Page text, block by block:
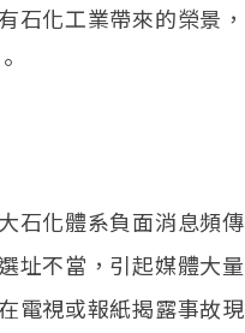
石化工業帶來的榮景
石化體系負面消息頻
址不當，引起媒體大
電視或報紙揭露事故